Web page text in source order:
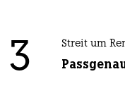
3 Streit um